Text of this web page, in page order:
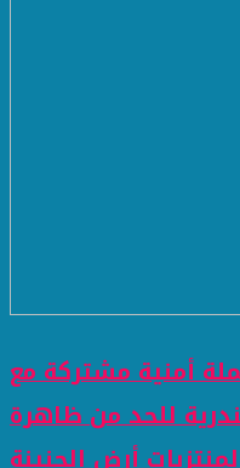
أمنية مشتركة مع
للحد من ظاهرة
أرض الجنينة